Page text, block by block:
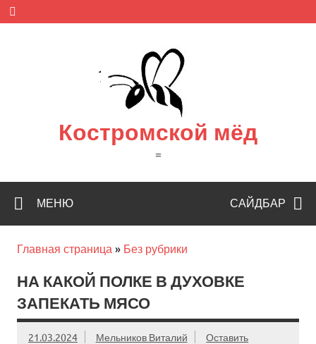
Skip
content
Костромской мёд
=
САЙДБАР
МЕНЮ
Главная страница » Без рубрики
НА КАКОЙ ПОЛКЕ В ДУХОВКЕ
ЗАПЕКАТЬ МЯСО
21.03.2024 Мельников Виталий
Оставить